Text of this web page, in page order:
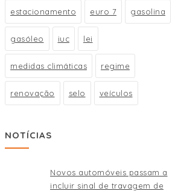
estacionamento euro 7 gasolina
gasóleo iuc lei
medidas climáticas regime
renovação selo veículos
NOTÍCIAS
Novos automóveis passam a
incluir sinal de travagem de